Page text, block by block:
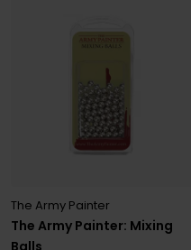
The Army Painter: Mixing
The Army Painter